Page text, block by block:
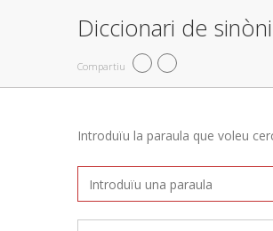
Diccionari de
Compartiu
Introduïu la paraula que voleu